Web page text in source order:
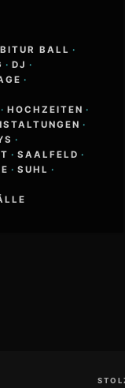
BALL ·
· DJ ·
·
· HOCHZEITEN ·
·
·
· SAALFELD ·
· SUHL ·